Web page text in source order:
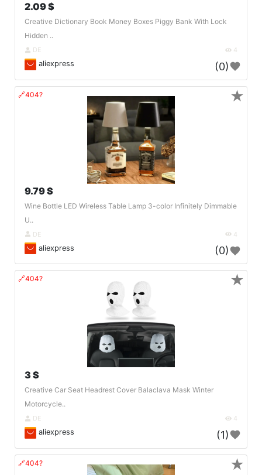
2.09 $
Creative Dictionary Book Money Boxes Piggy Bank With Lock
Hidden ..
DE 4
aliexpress (0)
🔗404?
9.79 $
Wine Bottle LED Wireless Table Lamp 3-color Infinitely Dimmable
U..
DE 4
aliexpress (0)
★
🔗404?
3 $
Creative Car Seat Headrest Cover Balaclava Mask Winter
Motorcycle..
DE 4
aliexpress (1)
★
🔗404? ★